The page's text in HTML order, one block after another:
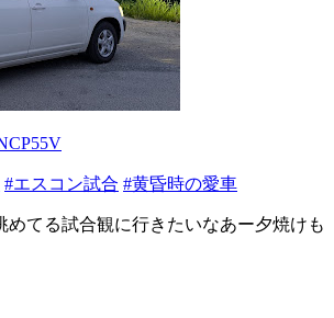
#エスコン試合 #黄昏時の愛車
めてる試合観に行きたいなあー夕焼けも